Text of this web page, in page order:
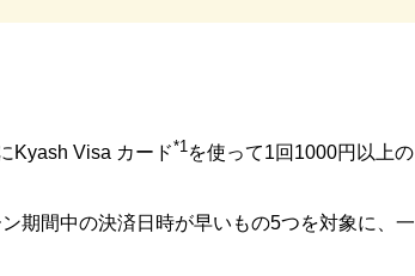
Kyash Visa カード*1 を使って1回1000円以上の
期間中の決済日時が早いもの5つを対象に、一